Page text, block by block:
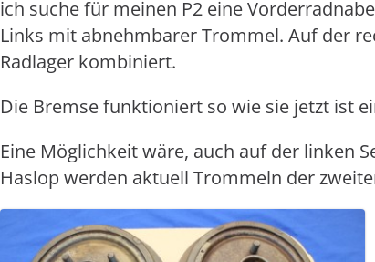
ich suche für meinen P2 eine
Links mit abnehmbarer Trommel. Auf der
Radlager kombiniert.
Die Bremse funktioniert so wie sie jetzt ist
Eine Möglichkeit wäre, auch auf der linken
Haslop werden aktuell Trommeln der